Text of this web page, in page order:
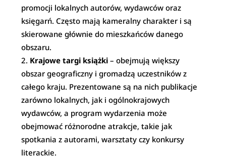
promocji lokalnych autorów, wydawców oraz
księgarń. Często mają kameralny charakter i są
skierowane głównie do mieszkańców danego
obszaru.
Krajowe targi książki – obejmują większy
obszar geograficzny i gromadzą uczestników z
całego kraju. Prezentowane są na nich publikacje
zarówno lokalnych, jak i ogólnokrajowych
wydawców, a program wydarzenia może
obejmować różnorodne atrakcje, takie jak
spotkania z autorami, warsztaty czy konkursy
literackie.